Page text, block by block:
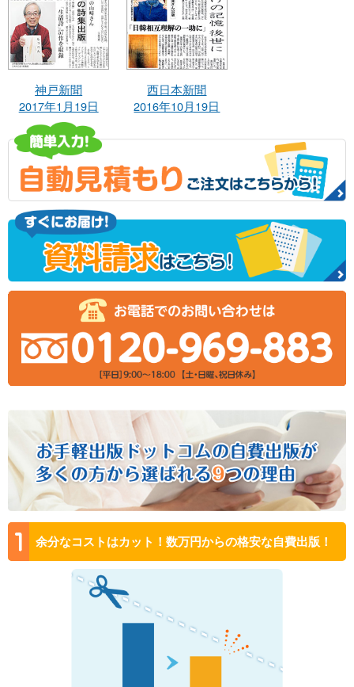
神戸新聞
2017年1月19日
西日本新聞
2016年10月19日
余分なコストはカット！数万円からの格安な自費出版！